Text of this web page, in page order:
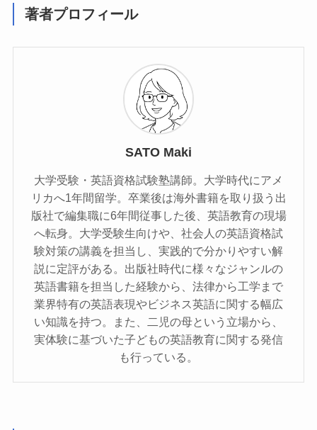
著者プロフィール
SATO Maki
大学受験・英語資格試験塾講師。大学時代にアメ
リカへ1年間留学。卒業後は海外書籍を取り扱う出
版社で編集職に6年間従事した後、英語教育の現場
へ転身。大学受験生向けや、社会人の英語資格試
験対策の講義を担当し、実践的で分かりやすい解
説に定評がある。出版社時代に様々なジャンルの
英語書籍を担当した経験から、法律から工学まで
業界特有の英語表現やビジネス英語に関する幅広
い知識を持つ。また、二児の母という立場から、
実体験に基づいた子どもの英語教育に関する発信
も行っている。